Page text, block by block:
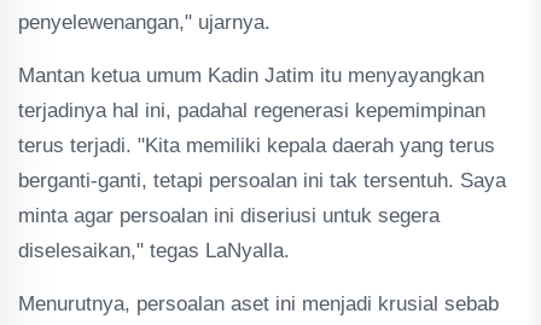
penyelewenangan," ujarnya.
Mantan ketua umum Kadin Jatim itu menyayangkan
terjadinya hal ini, padahal regenerasi kepemimpinan
terus terjadi. "Kita memiliki kepala daerah yang terus
berganti-ganti, tetapi persoalan ini tak tersentuh. Saya
minta agar persoalan ini diseriusi untuk segera
diselesaikan," tegas LaNyalla.
Menurutnya, persoalan aset ini menjadi krusial sebab